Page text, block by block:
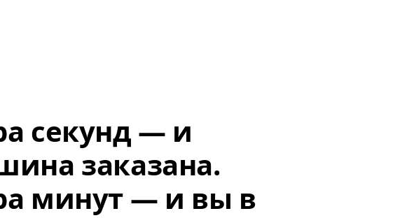
секунд — и
заказана.
минут — и вы в